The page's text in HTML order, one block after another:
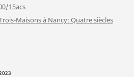
15acs
Maisons à Nancy: Quatre siècles